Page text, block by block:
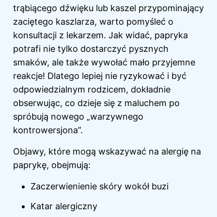
trąbiącego dźwięku lub kaszel przypominający
zaciętego kaszlarza, warto pomyśleć o
konsultacji z lekarzem. Jak widać, papryka
potrafi nie tylko dostarczyć pysznych
smaków, ale także wywołać mało przyjemne
reakcje! Dlatego lepiej nie ryzykować i być
odpowiedzialnym rodzicem, dokładnie
obserwując, co dzieje się z maluchem po
spróbują nowego „warzywnego
kontrowersjona”.
Objawy, które mogą wskazywać na alergię na
paprykę, obejmują:
Zaczerwienienie skóry wokół buzi
Katar alergiczny